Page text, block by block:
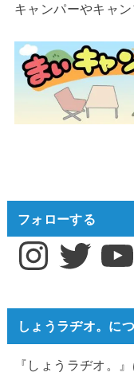
キャンパーやキャ
フォローする
InstagramTwitter
しょうラヂオ。に
『しょうラヂオ。